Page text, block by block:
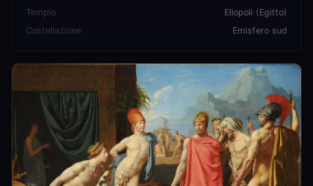
Tempio
Eliopoli (Egitto)
Costellazione
Emisfero sud